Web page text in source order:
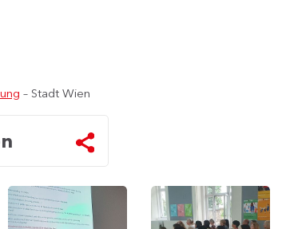
– Stadt Wien
Vortrag
von
Aldo
Kroatische
und
serbische